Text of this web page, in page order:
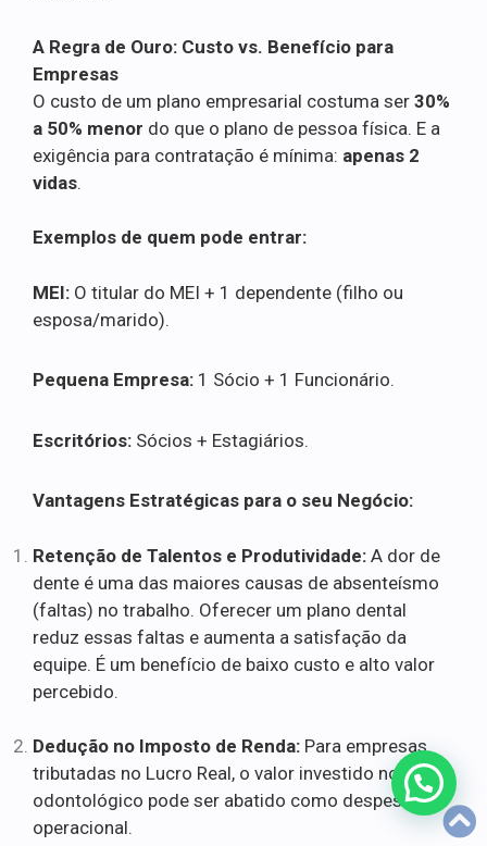
A Regra de Ouro: Custo vs. Benefício para
Empresas
O custo de um plano empresarial costuma ser 30%
a 50% menor do que o plano de pessoa física. E a
exigência para contratação é mínima: apenas 2
vidas.
Exemplos de quem pode entrar:
MEI: O titular do MEI + 1 dependente (filho ou
esposa/marido).
Pequena Empresa: 1 Sócio + 1 Funcionário.
Escritórios: Sócios + Estagiários.
Vantagens Estratégicas para o seu Negócio:
Retenção de Talentos e Produtividade: A dor de
dente é uma das maiores causas de absenteísmo
(faltas) no trabalho. Oferecer um plano dental
reduz essas faltas e aumenta a satisfação da
equipe. É um benefício de baixo custo e alto valor
percebido.
Dedução no Imposto de Renda: Para empresas
tributadas no Lucro Real, o valor investido no plano
odontológico pode ser abatido como despesa
operacional.